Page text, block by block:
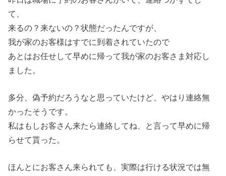
て、
来るの？来ないの？状態だったんですが、
我が家のお客様はすでに到着されていたので
あとはお任せして早めに帰って我が家のお客さま対応し
ました。
多分、偽予約だろうなと思っていたけど、やはり連絡無
かったそうです。
私はもしお客さん来たら連絡してね、と言って早めに帰
らせて貰った。
ほんとにお客さん来られても、実際は行ける状況では無